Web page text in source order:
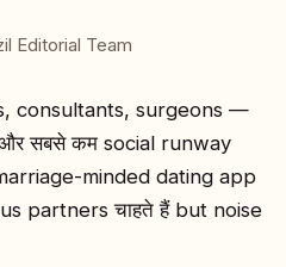
Editorial Team
consultants, surgeons —
सबसे कम social runway
minded dating app
partners चाहते हैं but noise